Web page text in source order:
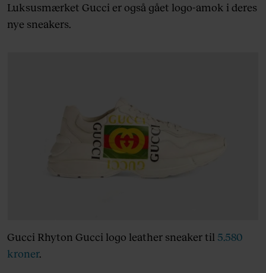
Luksusmærket Gucci er også gået logo-amok i deres
nye sneakers.
Gucci Rhyton Gucci logo leather sneaker til 5.580
kroner.